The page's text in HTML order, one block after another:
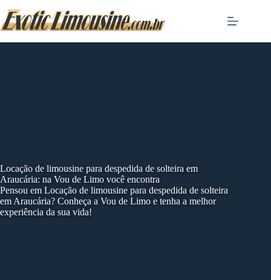
to
content
Locação de limousine para despedida de solteira em
Araucária: na Vou de Limo você encontra
Pensou em Locação de limousine para despedida de solteira
em Araucária? Conheça a Vou de Limo e tenha a melhor
experiência da sua vida!